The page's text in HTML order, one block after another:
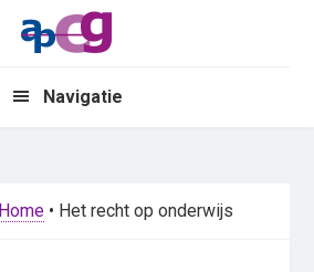
Navigatie
Home • Het recht op onderwijs